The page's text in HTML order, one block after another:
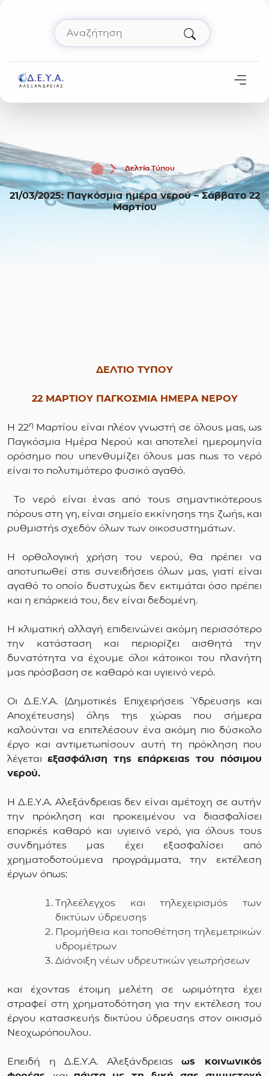
Αναζήτηση
ΑρχικήΔελτία Τύπου
21/03/2025: Παγκόσμια ημέρα νερού – Σάββατο 22
Μαρτίου
ΔΕΛΤΙΟ ΤΥΠΟΥ
22 ΜΑΡΤΙΟΥ ΠΑΓΚΟΣΜΙΑ ΗΜΕΡΑ ΝΕΡΟΥ
Η 22η Μαρτίου είναι πλέον γνωστή σε όλους μας, ως
Παγκόσμια Ημέρα Νερού και αποτελεί ημερομηνία
ορόσημο που υπενθυμίζει όλους μας πως το νερό
είναι το πολυτιμότερο φυσικό αγαθό.
Το νερό είναι ένας από τους σημαντικότερους
πόρους στη γη, είναι σημείο εκκίνησης της ζωής, και
ρυθμιστής σχεδόν όλων των οικοσυστημάτων.
Η ορθολογική χρήση του νερού, θα πρέπει να
αποτυπωθεί στις συνειδήσεις όλων μας, γιατί είναι
αγαθό το οποίο δυστυχώς δεν εκτιμάται όσο πρέπει
και η επάρκειά του, δεν είναι δεδομένη.
Η κλιματική αλλαγή επιδεινώνει ακόμη περισσότερο
την κατάσταση και περιορίζει αισθητά την
δυνατότητα να έχουμε όλοι κάτοικοι του πλανήτη
μας πρόσβαση σε καθαρό και υγιεινό νερό.
Οι Δ.Ε.Υ.Α. (Δημοτικές Επιχειρήσεις Ύδρευσης και
Αποχέτευσης) όλης της χώρας που σήμερα
καλούνται να επιτελέσουν ένα ακόμη πιο δύσκολο
έργο και αντιμετωπίσουν αυτή τη πρόκληση που
λέγεται εξασφάλιση της επάρκειας του πόσιμου
νερού.
Η Δ.Ε.Υ.Α. Αλεξάνδρειας δεν είναι αμέτοχη σε αυτήν
την πρόκληση και προκειμένου να διασφαλίσει
επαρκές καθαρό και υγιεινό νερό, για όλους τους
συνδημότες μας έχει εξασφαλίσει από
χρηματοδοτούμενα προγράμματα, την εκτέλεση
έργων όπως:
Τηλεέλεγχος και τηλεχειρισμός των
δικτύων ύδρευσης
Προμήθεια και τοποθέτηση τηλεμετρικών
υδρομέτρων
Διάνοιξη νέων υδρευτικών γεωτρήσεων
και έχοντας έτοιμη μελέτη σε ωριμότητα έχει
στραφεί στη χρηματοδότηση για την εκτέλεση του
έργου κατασκευής δικτύου ύδρευσης στον οικισμό
Νεοχωρόπουλου.
Επειδή η Δ.Ε.Υ.Α. Αλεξάνδρειαςως κοινωνικός